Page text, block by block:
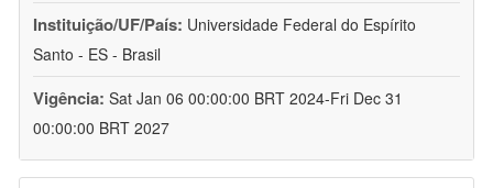
Instituição/UF/País: Universidade Federal do Espírito
Santo - ES - Brasil
Vigência: Sat Jan 06 00:00:00 BRT 2024-Fri Dec 31
00:00:00 BRT 2027